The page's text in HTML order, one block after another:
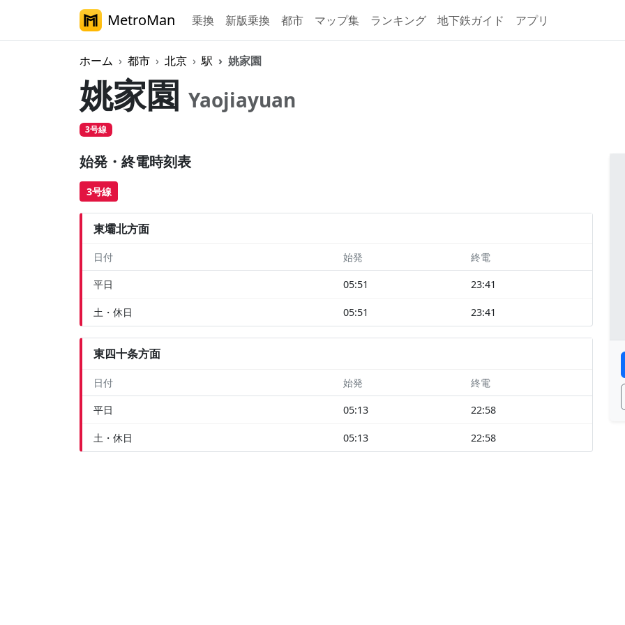
MetroMan 乗換 新版乗換 都市 マップ集 ランキング 地下鉄ガイド アプリ
ホーム 都市 北京 駅 姚家園
姚家園 Yaojiayuan
3号線
始発・終電時刻表
3号線
東壩北方面
日付 始発 終電
平日 05:51 23:41
土・休日 05:51 23:41
東四十条方面
日付 始発 終電
平日 05:13 22:58
土・休日 05:13 22:58